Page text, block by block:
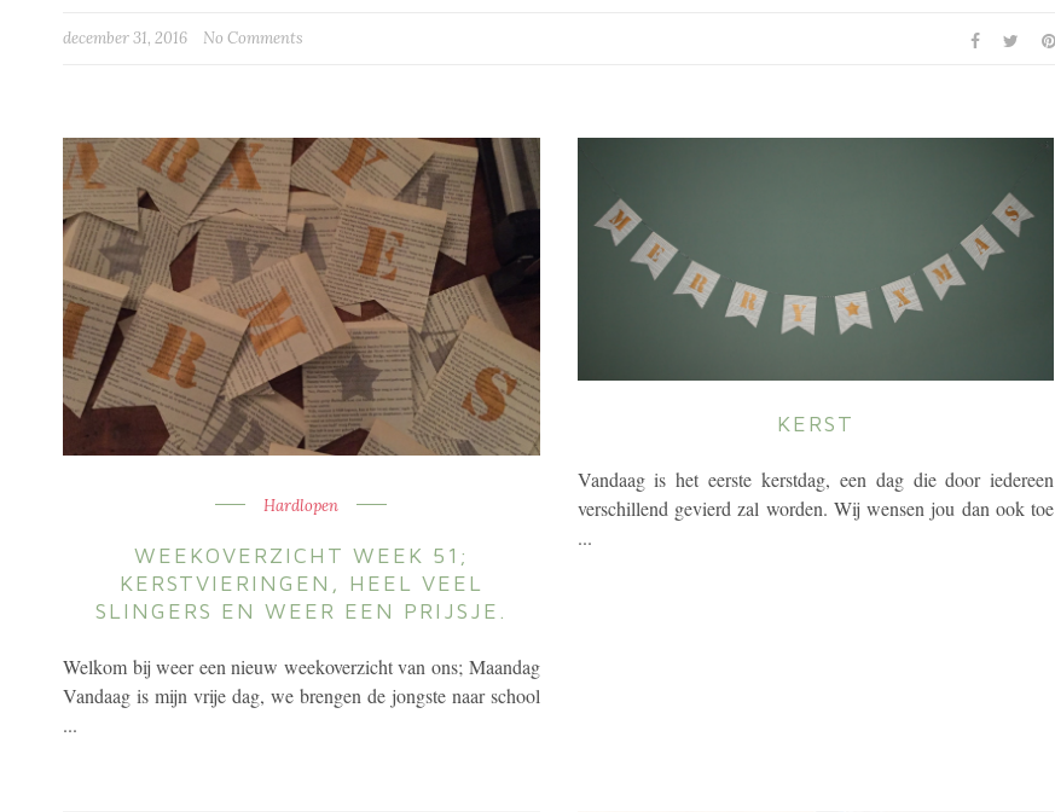
december 31, 2016 No Comments
Hardlopen
WEEKOVERZICHT WEEK 51;
KERSTVIERINGEN, HEEL VEEL
SLINGERS EN WEER EEN PRIJSJE.
Welkom bij weer een nieuw weekoverzicht van ons; Maandag
Vandaag is mijn vrije dag, we brengen de jongste naar school
...
KERST
Vandaag is het eerste kerstdag, een dag die door iedereen
verschillend gevierd zal worden. Wij wensen jou dan ook toe
...